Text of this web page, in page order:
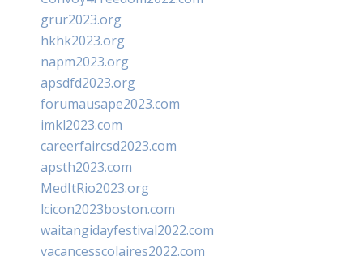
grur2023.org
hkhk2023.org
napm2023.org
apsdfd2023.org
forumausape2023.com
imkl2023.com
careerfaircsd2023.com
apsth2023.com
MedItRio2023.org
lcicon2023boston.com
waitangidayfestival2022.com
vacancesscolaires2022.com